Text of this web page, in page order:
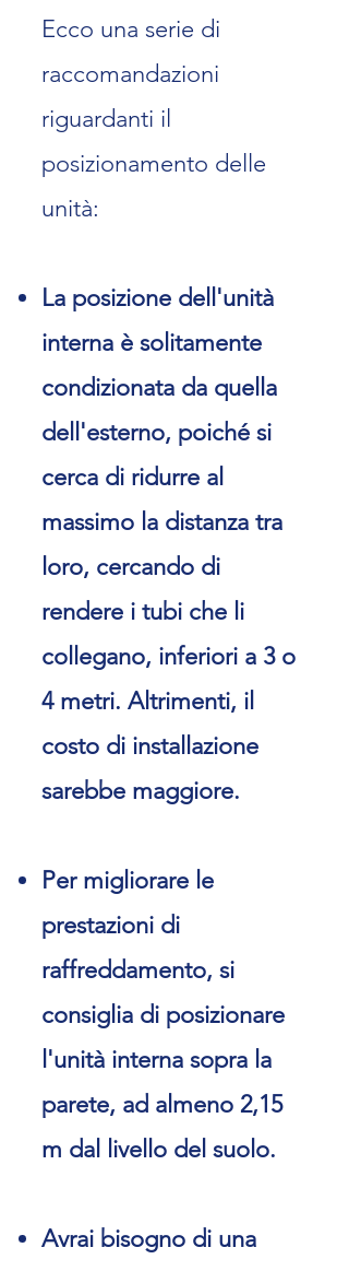
Ecco una serie di
raccomandazioni
riguardanti il
posizionamento delle
unità:
La posizione dell'unità
interna è solitamente
condizionata da quella
dell'esterno, poiché si
cerca di ridurre al
massimo la distanza tra
loro, cercando di
rendere i tubi che li
collegano, inferiori a 3 o
4 metri. Altrimenti, il
costo di installazione
sarebbe maggiore.
Per migliorare le
prestazioni di
raffreddamento, si
consiglia di posizionare
l'unità interna sopra la
parete, ad almeno 2,15
m dal livello del suolo.
Avrai bisogno di una